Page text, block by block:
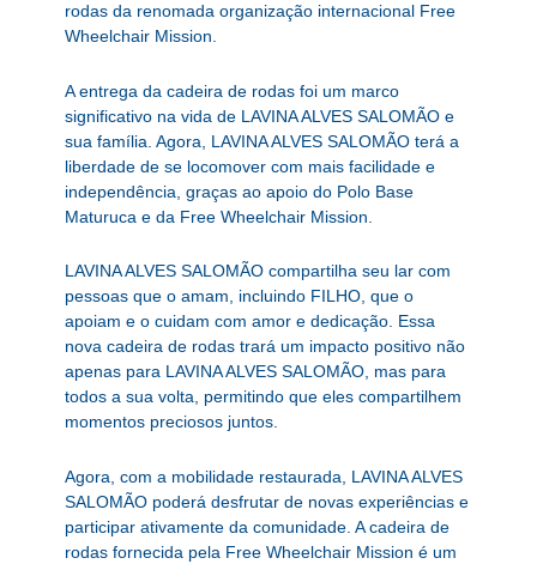
rodas da renomada organização internacional Free
Wheelchair Mission.
A entrega da cadeira de rodas foi um marco
significativo na vida de LAVINA ALVES SALOMÃO e
sua família. Agora, LAVINA ALVES SALOMÃO terá a
liberdade de se locomover com mais facilidade e
independência, graças ao apoio do Polo Base
Maturuca e da Free Wheelchair Mission.
LAVINA ALVES SALOMÃO compartilha seu lar com
pessoas que o amam, incluindo FILHO, que o
apoiam e o cuidam com amor e dedicação. Essa
nova cadeira de rodas trará um impacto positivo não
apenas para LAVINA ALVES SALOMÃO, mas para
todos a sua volta, permitindo que eles compartilhem
momentos preciosos juntos.
Agora, com a mobilidade restaurada, LAVINA ALVES
SALOMÃO poderá desfrutar de novas experiências e
participar ativamente da comunidade. A cadeira de
rodas fornecida pela Free Wheelchair Mission é um